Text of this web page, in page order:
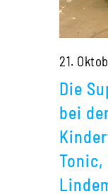
Die
bei
21.